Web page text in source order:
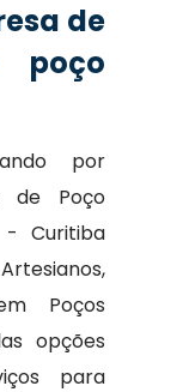
de
poço
por
de Poço
- Curitiba
Poços
opções
para